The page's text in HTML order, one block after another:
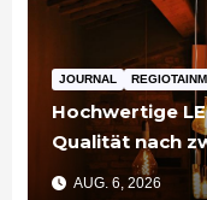
JOURNAL
Hochwertige
Qualität nach
AUG. 6, 2026